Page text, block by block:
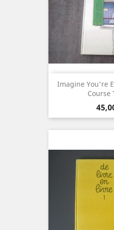
Imagine You're
Course
Prix